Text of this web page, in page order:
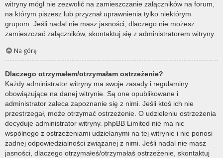
witryny mógł nie zezwolić na zamieszczanie załączników na forum,
na którym piszesz lub przyznał uprawnienia tylko niektórym
grupom. Jeśli nadal nie masz jasności, dlaczego nie możesz
zamieszczać załączników, skontaktuj się z administratorem witryny.
Na górę
Dlaczego otrzymałem/otrzymałam ostrzeżenie?
Każdy administrator witryny ma swoje zasady i regulaminy
obowiązujące na danej witrynie. Są one opublikowane i
administrator zaleca zapoznanie się z nimi. Jeśli ktoś ich nie
przestrzegał, może otrzymać ostrzeżenie. O udzieleniu ostrzeżenia
decyduje administrator witryny. phpBB Limited nie ma nic
wspólnego z ostrzeżeniami udzielanymi na tej witrynie i nie ponosi
żadnej odpowiedzialności związanej z nimi. Jeśli nadal nie masz
jasności, dlaczego otrzymałeś/otrzymałaś ostrzeżenie, skontaktuj